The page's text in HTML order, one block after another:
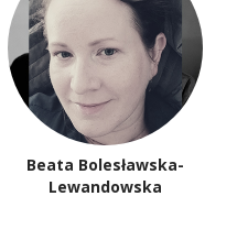
Beata Bolesławska-
Lewandowska